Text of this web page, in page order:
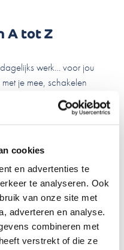
cookies
en advertenties te
te analyseren. Ook
van onze site met
adverteren en analyse.
combineren met
verstrekt of die ze
A tot Z
werk… voor jou
je mee, schakelen
je overal bij
en de omgeving.
van ons landelijke